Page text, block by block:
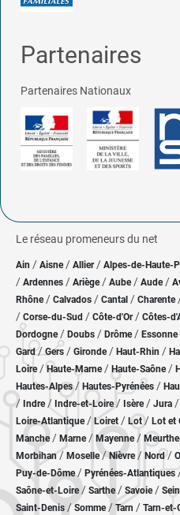
Partenaires
Partenaires Nationaux
Le réseau promeneurs du net
Ain / Aisne/ Allier/ Alpes-de-Haute-
/ Ardennes / Ariège/ Aube/ Aude /
Rhône/ Calvados / Cantal / Charente
/ Corse-du-Sud / Côte-d'Or / Côtes-
Dordogne/ Doubs / Drôme/ Essonne
Gard/Gers / Gironde/ Haut-Rhin /
Loire/Haute-Marne/ Haute-Saône/
Hautes-Alpes/ Hautes-Pyrénées /
/ Indre/ Indre-et-Loire/ Isère/ Jura /
Loire-Atlantique/ Loiret / Lot/ Lot et
Manche/ Marne/ Mayenne/
Morbihan/ Moselle/ Nièvre / Nord/
Puy-de-Dôme/ Pyrénées-Atlantiques
Saône-et-Loire/ Sarthe/ Savoie/
Saint-Denis /Somme/ Tarn / Tarn-et-